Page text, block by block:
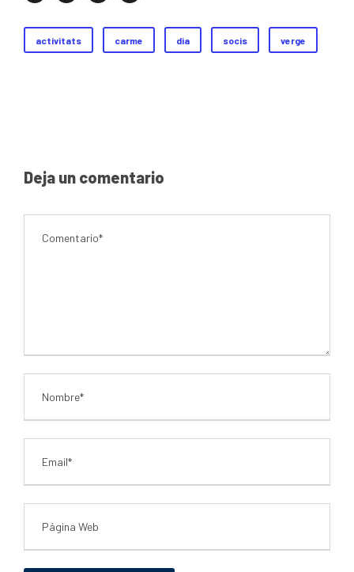
activitats carme dia socis verge
Deja un comentario